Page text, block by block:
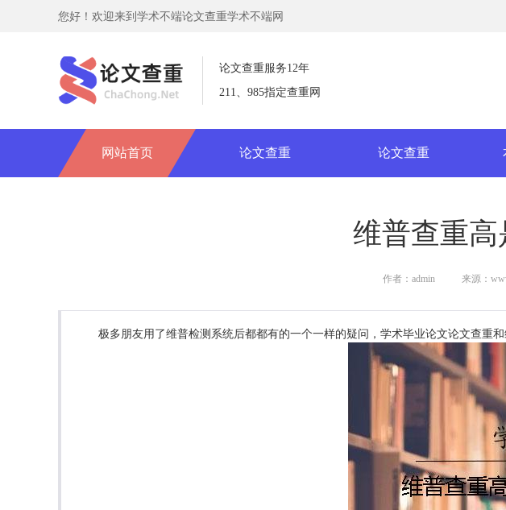
您好！欢迎来到学术不端论文查重学术不端网
网站首页 论文查重 论文查重
论文查重服务12年
211、985指定查重网
维普查重
作者：admin 来源：
极多朋友用了维普检测系统后都都有的一个一样的疑问，学术毕业论文论文查重